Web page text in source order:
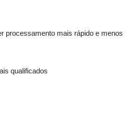
processamento mais rápido e menos
qualificados